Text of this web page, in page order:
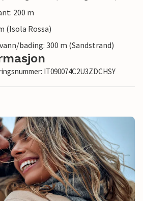
200 m
(Isola Rossa)
bading: 300 m (Sandstrand)
IT090074C2U3ZDCHSY